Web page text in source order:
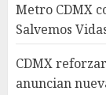
Metro CDMX
Salvemos
CDMX
anuncian